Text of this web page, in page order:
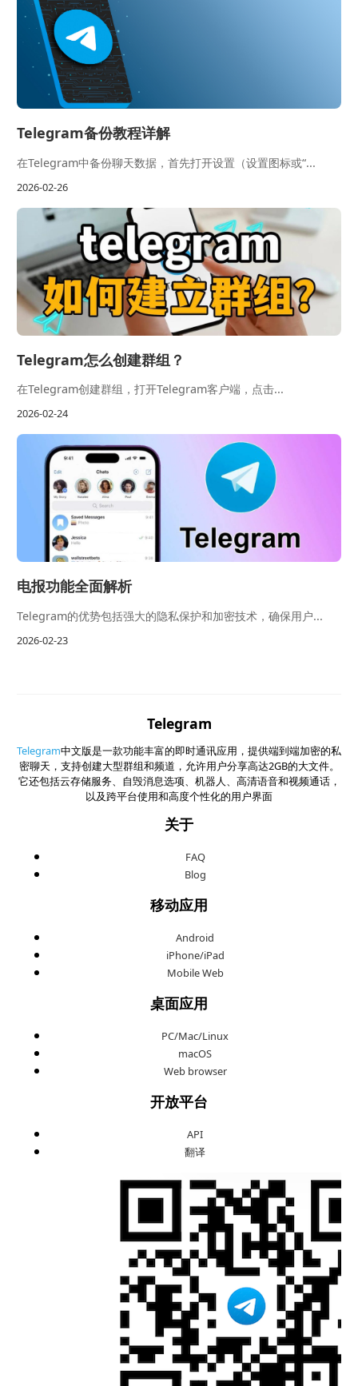
Telegram备份教程详解
在Telegram中备份聊天数据，首先打开设置（设置图标或“...
2026-02-26
Telegram怎么创建群组？
在Telegram创建群组，打开Telegram客户端，点击...
2026-02-24
电报功能全面解析
Telegram的优势包括强大的隐私保护和加密技术，确保用户...
2026-02-23
Telegram
Telegram中文版是一款功能丰富的即时通讯应用，提供端到端加密的私
密聊天，支持创建大型群组和频道，允许用户分享高达2GB的大文件。
它还包括云存储服务、自毁消息选项、机器人、高清语音和视频通话，
以及跨平台使用和高度个性化的用户界面
关于
FAQ
Blog
移动应用
Android
iPhone/iPad
Mobile Web
桌面应用
PC/Mac/Linux
macOS
Web browser
开放平台
API
翻译